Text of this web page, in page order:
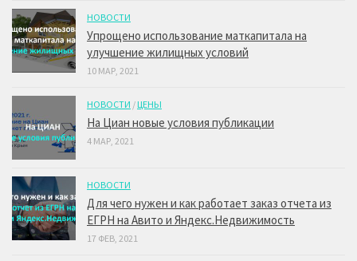
НОВОСТИ
Упрощено использование маткапитала на
улучшение жилищных условий
10 МАР, 2021
НОВОСТИ /ЦЕНЫ
На Циан новые условия публикации
4 МАР, 2021
НОВОСТИ
Для чего нужен и как работает заказ отчета из
ЕГРН на Авито и Яндекс.Недвижимость
17 ФЕВ, 2021